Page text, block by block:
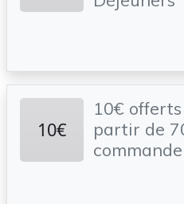
10€
10€
partir de
commande